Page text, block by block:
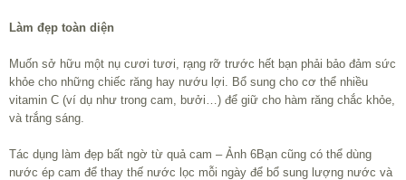
Làm đẹp toàn diện
Muốn sở hữu một nụ cươi tươi, rạng rỡ trước hết bạn phải bảo đảm sức
khỏe cho những chiếc răng hay nướu lợi. Bổ sung cho cơ thể nhiều
vitamin C (ví dụ như trong cam, bưởi…) để giữ cho hàm răng chắc khỏe,
và trắng sáng.
Tác dụng làm đẹp bất ngờ từ quả cam – Ảnh 6Bạn cũng có thể dùng
nước ép cam để thay thế nước lọc mỗi ngày để bổ sung lượng nước và